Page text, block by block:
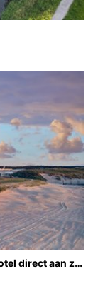
Vergaderen en overnachten in een uniek hotel direct aan zee